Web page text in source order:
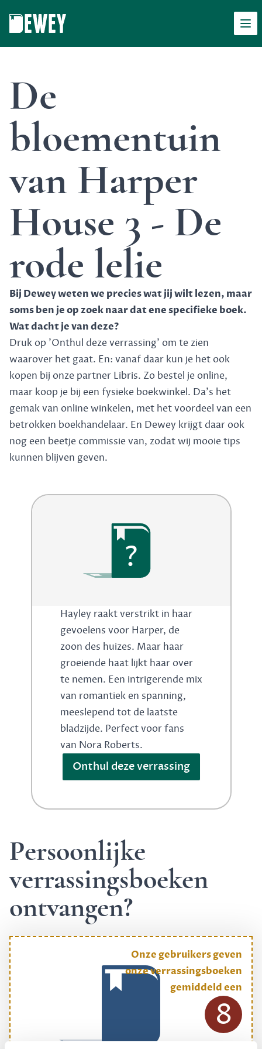
De
bloementuin
van Harper
House 3 - De
rode lelie
Bij Dewey weten we precies wat jij wilt lezen, maar
soms ben je op zoek naar dat ene specifieke boek.
Wat dacht je van deze?
Druk op 'Onthul deze verrassing' om te zien
waarover het gaat. En: vanaf daar kun je het ook
kopen bij onze partner Libris. Zo bestel je online,
maar koop je bij een fysieke boekwinkel. Da's het
gemak van online winkelen, met het voordeel van een
betrokken boekhandelaar. En Dewey krijgt daar ook
nog een beetje commissie van, zodat wij mooie tips
kunnen blijven geven.
?
Hayley raakt verstrikt in haar
gevoelens voor Harper, de
zoon des huizes. Maar haar
groeiende haat lijkt haar over
te nemen. Een intrigerende mix
van romantiek en spanning,
meeslepend tot de laatste
bladzijde. Perfect voor fans
van Nora Roberts.
Onthul deze verrassing
Persoonlijke
verrassingsboeken
ontvangen?
Onze gebruikers geven
onze verrassingsboeken
gemiddeld een
8